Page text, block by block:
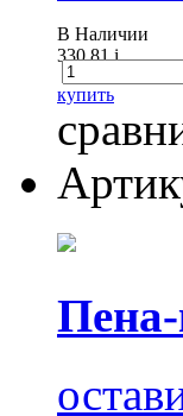
В Наличии
330.81i
купить